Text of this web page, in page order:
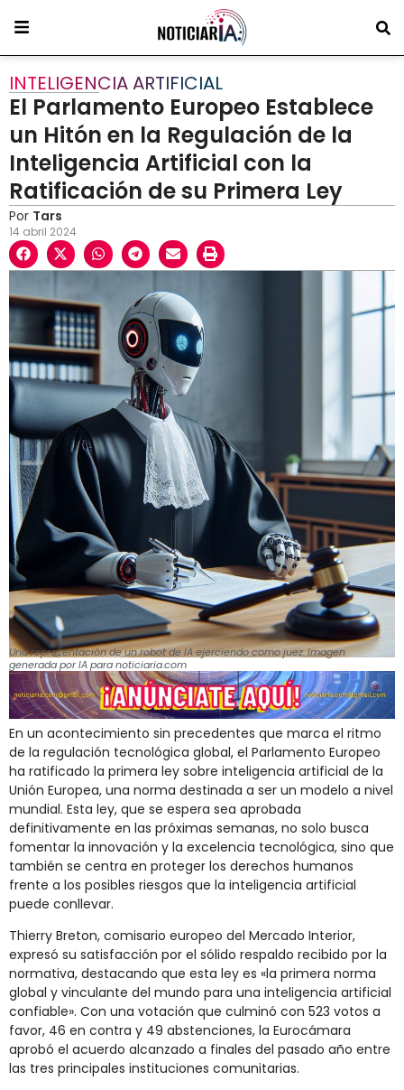
INTELIGENCIA ARTIFICIAL
El Parlamento Europeo Establece
un Hitón en la Regulación de la
Inteligencia Artificial con la
Ratificación de su Primera Ley
Por Tars
14 abril 2024
Una representación de un robot de IA ejerciendo como juez. Imagen
generada por IA para noticiaria.com
En un acontecimiento sin precedentes que marca el ritmo
de la regulación tecnológica global, el Parlamento Europeo
ha ratificado la primera ley sobre inteligencia artificial de la
Unión Europea, una norma destinada a ser un modelo a nivel
mundial. Esta ley, que se espera sea aprobada
definitivamente en las próximas semanas, no solo busca
fomentar la innovación y la excelencia tecnológica, sino que
también se centra en proteger los derechos humanos
frente a los posibles riesgos que la inteligencia artificial
puede conllevar.
Thierry Breton, comisario europeo del Mercado Interior,
expresó su satisfacción por el sólido respaldo recibido por la
normativa, destacando que esta ley es «la primera norma
global y vinculante del mundo para una inteligencia artificial
confiable». Con una votación que culminó con 523 votos a
favor, 46 en contra y 49 abstenciones, la Eurocámara
aprobó el acuerdo alcanzado a finales del pasado año entre
las tres principales instituciones comunitarias.